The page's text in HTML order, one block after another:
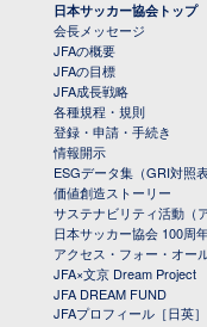
日本サッカー協会トップ
会長メッセージ
JFAの概要
JFAの目標
JFA成長戦略
各種規程・規則
登録・申請・手続き
情報開示
ESGデータ集（GRI対照表
価値創造ストーリー
サステナビリティ活動（
日本サッカー協会 100周
アクセス・フォー・オー
JFA×文京 Dream Project
JFA DREAM FUND
JFAプロフィール［日英］